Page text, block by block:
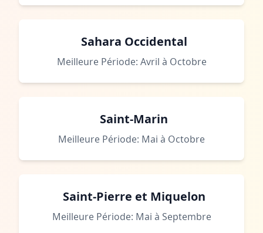
Sahara Occidental
Meilleure Période: Avril à Octobre
Saint-Marin
Meilleure Période: Mai à Octobre
Saint-Pierre et Miquelon
Meilleure Période: Mai à Septembre